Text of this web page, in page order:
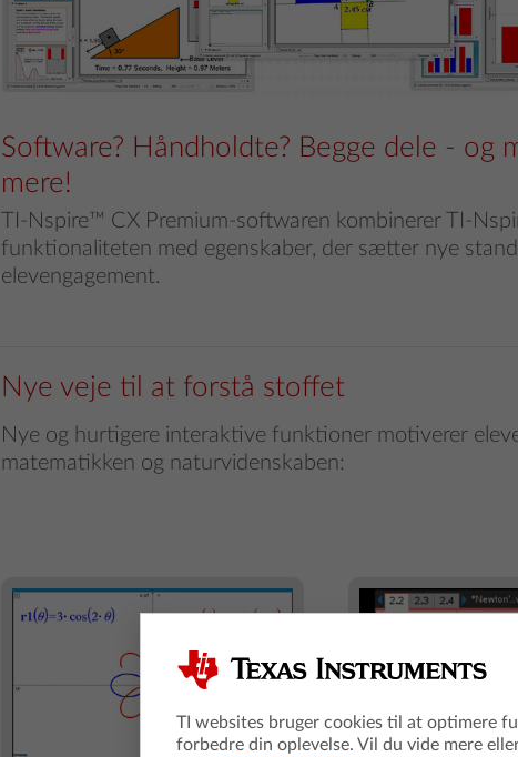
Software? Håndholdte? Begge dele - og
mere!
TI-Nspire™ CX Premium-softwaren kombinerer TI-
funktionaliteten med egenskaber, der sætter nye
elevengagement.
Nye veje til at forstå stoffet
Nye og hurtigere interaktive funktioner motiverer
matematikken og naturvidenskaben:
TI websites bruger cookies til at optimere
forbedre din oplevelse. Vil du vide mere